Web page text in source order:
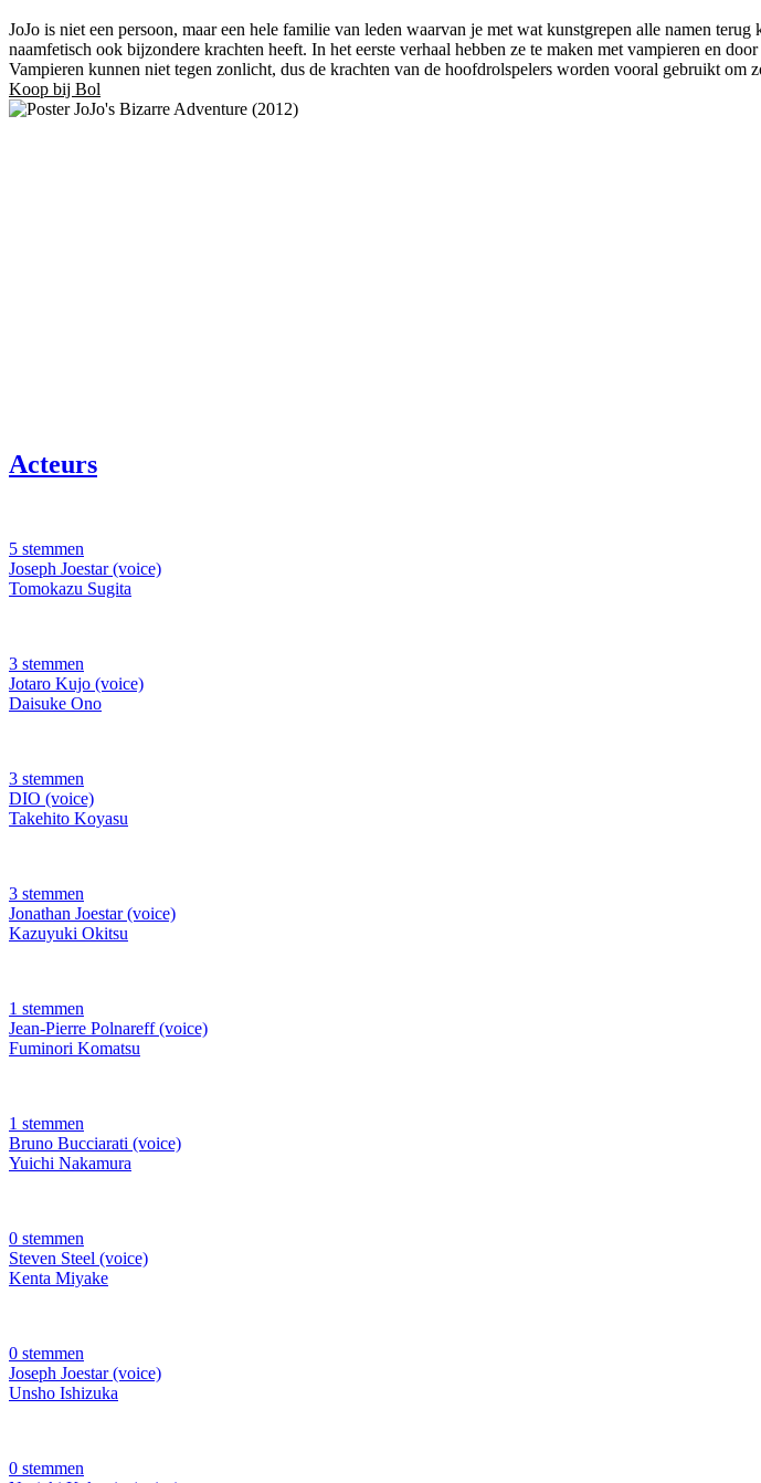
JoJo is niet een persoon, maar een hele familie van leden waarvan je met wat kunstgrepen alle namen
naamfetisch ook bijzondere krachten heeft. In het eerste verhaal hebben ze te maken met vampieren en
Vampieren kunnen niet tegen zonlicht, dus de krachten van de hoofdrolspelers worden vooral gebruikt om
Koop bij Bol
Acteurs
5 stemmen
Joseph Joestar (voice)
Tomokazu Sugita
3 stemmen
Jotaro Kujo (voice)
Daisuke Ono
3 stemmen
DIO (voice)
Takehito Koyasu
3 stemmen
Jonathan Joestar (voice)
Kazuyuki Okitsu
1 stemmen
Jean-Pierre Polnareff (voice)
Fuminori Komatsu
1 stemmen
Bruno Bucciarati (voice)
Yuichi Nakamura
0 stemmen
Steven Steel (voice)
Kenta Miyake
0 stemmen
Joseph Joestar (voice)
Unsho Ishizuka
0 stemmen